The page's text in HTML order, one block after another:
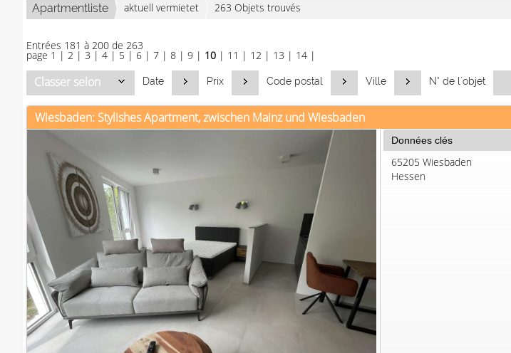
Apartmentliste aktuell vermietet 263 Objets trouvés
Entrées 181 à 200 de 263
page 1 | 2 | 3 | 4 | 5 | 6 | 7 | 8 | 9 | 10 | 11 | 12 | 13 | 14 |
Classer selon Date Prix Code postal Ville N° de l´objet
Wiesbaden: Stylishes Apartment, zwischen Mainz und Wiesbaden
Données clés
65205 Wiesbaden
Hessen